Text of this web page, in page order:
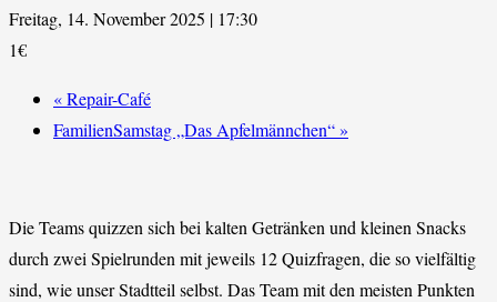
Freitag, 14. November 2025 | 17:30
1€
«Repair-Café
FamilienSamstag „Das Apfelmännchen“»
Die Teams quizzen sich bei kalten Getränken und kleinen Snacks
durch zwei Spielrunden mit jeweils 12 Quizfragen, die so vielfältig
sind, wie unser Stadtteil selbst. Das Team mit den meisten Punkten